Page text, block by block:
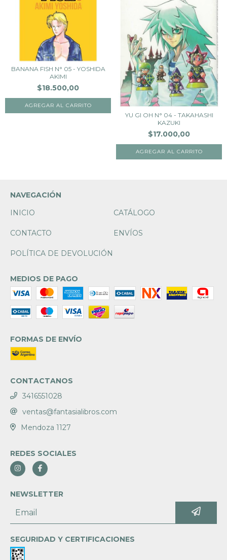
BANANA FISH N° 05 - YOSHIDA
AKIMI
$18.500,00
YU GI OH N° 04 - TAKAHASHI
KAZUKI
$17.000,00
NAVEGACIÓN
INICIO
CATÁLOGO
CONTACTO ENVÍOS
POLÍTICA DE DEVOLUCIÓN
MEDIOS DE PAGO
FORMAS DE ENVÍO
CONTACTANOS
3416551028
ventas@fantasialibros.com
Mendoza 1127
REDES SOCIALES
NEWSLETTER
SEGURIDAD Y CERTIFICACIONES